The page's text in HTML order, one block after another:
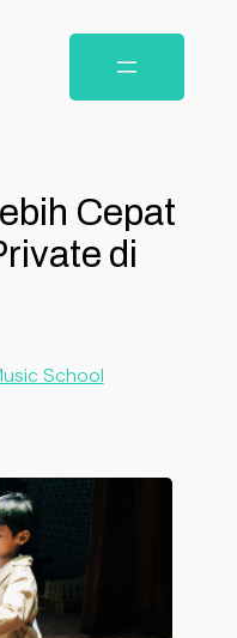
Cepat
di
School